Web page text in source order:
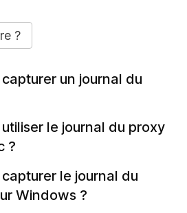
?
un journal du
le journal du proxy
?
le journal du
Windows ?